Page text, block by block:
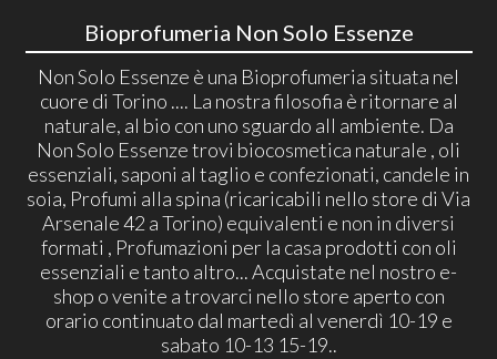
Bioprofumeria Non Solo Essenze
Non Solo Essenze è una Bioprofumeria situata nel
cuore di Torino .... La nostra filosofia è ritornare al
naturale, al bio con uno sguardo all ambiente. Da
Non Solo Essenze trovi biocosmetica naturale , oli
essenziali, saponi al taglio e confezionati, candele in
soia, Profumi alla spina (ricaricabili nello store di Via
Arsenale 42 a Torino) equivalenti e non in diversi
formati , Profumazioni per la casa prodotti con oli
essenziali e tanto altro... Acquistate nel nostro e-
shop o venite a trovarci nello store aperto con
orario continuato dal martedì al venerdì 10-19 e
sabato 10-13 15-19..